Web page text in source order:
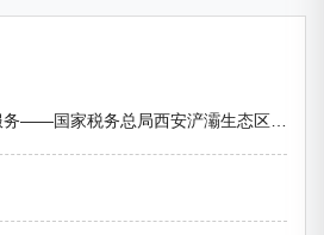
安浐灞生态区税务局积极开展一把手“走流程 坐窗口 跟执法 处投诉”活动